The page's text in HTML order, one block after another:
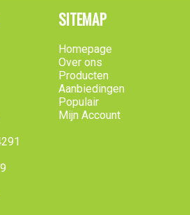
SITEMAP
Homepage
Over ons
Producten
Aanbiedingen
Populair
Mijn Account